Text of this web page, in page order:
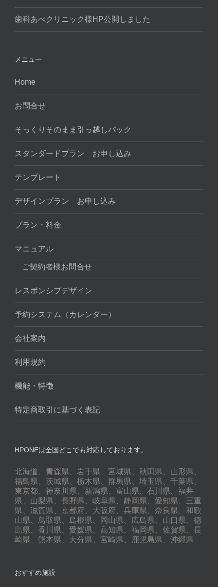
歯科あべクリニック様HP公開しました
メニュー
Home
お問合せ
そっくりそのまま引っ越しパック
スタンダードプラン お申し込み
テンプレート
デザインプラン お申し込み
プラン・料金
マニュアル
ご契約者様お問合せ
レスポンシブデザイン
予約システム（カレンダー）
会社案内
利用規約
機能・特徴
特定商取引に基づく表記
HPONEは全国どこでも対応しております。
北海道、青森県、岩手県、宮城県、秋田県、山形県、
福島県、茨城県、栃木県、群馬県、埼玉県、千葉県、
東京都、神奈川県、新潟県、富山県、石川県、福井
県、山梨県、長野県、岐阜県、静岡県、愛知県、三重
県、滋賀県、京都府、大阪府、兵庫県、奈良県、和歌
山県、鳥取県、島根県、岡山県、広島県、山口県、徳
島県、香川県、愛媛県、高知県、福岡県、佐賀県、長
崎県、熊本県、大分県、宮崎県、鹿児島県、沖縄県
おすすめ施設